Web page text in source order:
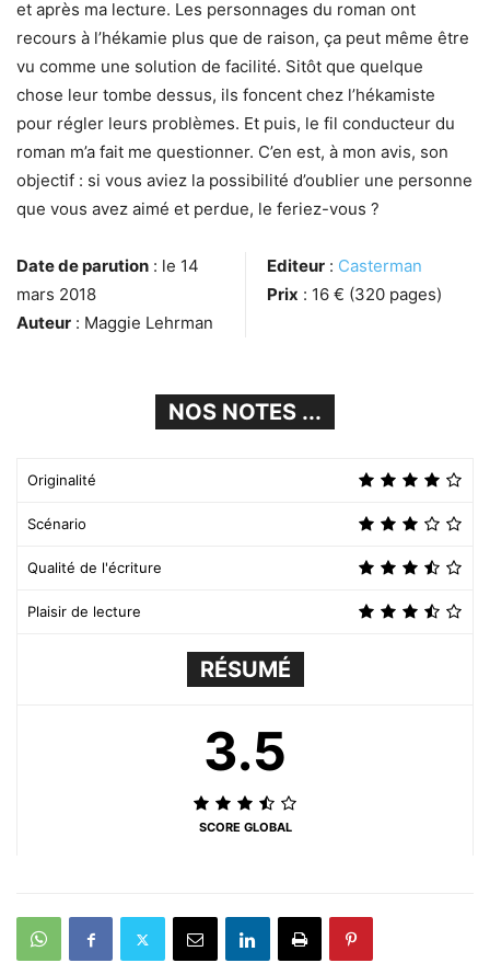
et après ma lecture. Les personnages du roman ont
recours à l’hékamie plus que de raison, ça peut même être
vu comme une solution de facilité. Sitôt que quelque
chose leur tombe dessus, ils foncent chez l’hékamiste
pour régler leurs problèmes. Et puis, le fil conducteur du
roman m’a fait me questionner. C’en est, à mon avis, son
objectif : si vous aviez la possibilité d’oublier une personne
que vous avez aimé et perdue, le feriez-vous ?
Date de parution : le 14
mars 2018
Auteur : Maggie Lehrman
Editeur : Casterman
Prix : 16 € (320 pages)
NOS NOTES ...
Originalité
Scénario
Qualité de l'écriture
Plaisir de lecture
RÉSUMÉ
3.5
SCORE GLOBAL